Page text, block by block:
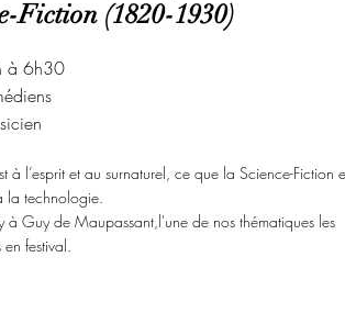
Fiction (1820-1930)
à 6h30
à l’esprit et au surnaturel, ce que la Science-Fiction
la technologie.
à Guy de Maupassant,l'une de nos thématiques les
en festival.